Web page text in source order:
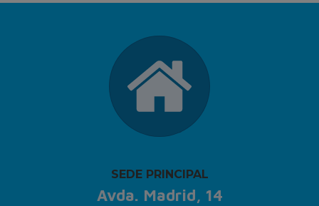
SEDE PRINCIPAL
Avda. Madrid, 14